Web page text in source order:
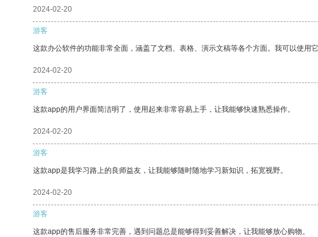
2024-02-20
游客
这款办公软件的功能非常全面，涵盖了文档、表格、演示文稿等各个方面。我可以使用
2024-02-20
游客
这款app的用户界面简洁明了，使用起来非常容易上手，让我能够快速熟悉操作。
2024-02-20
游客
这款app是我学习路上的良师益友，让我能够随时随地学习新知识，拓宽视野。
2024-02-20
游客
这款app的售后服务非常完善，遇到问题总是能够得到妥善解决，让我能够放心购物。